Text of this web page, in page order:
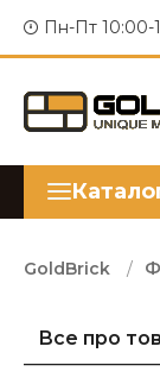
Пн-Пт 10:00-
GoldBrick
Все про